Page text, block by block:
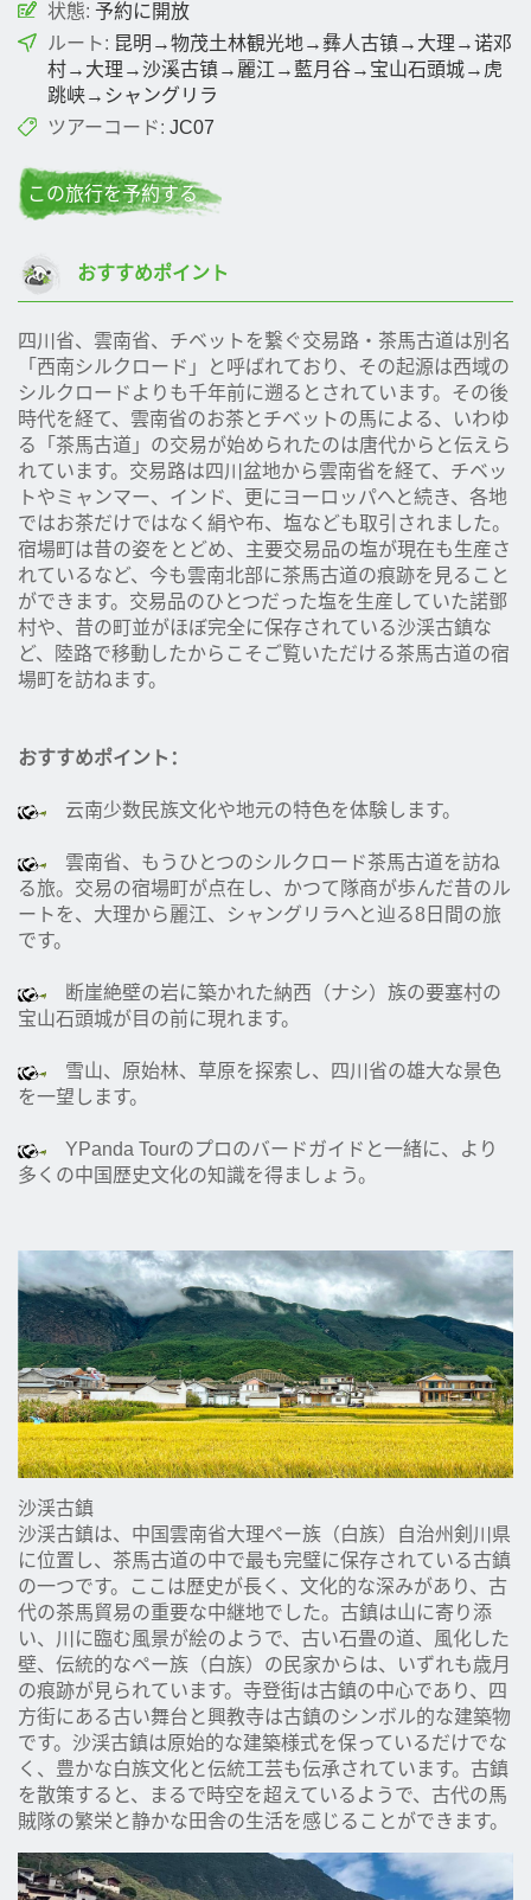
状態: 予約に開放
ルート: 昆明→物茂土林観光地→彝人古镇→大理→诺邓
村→大理→沙溪古镇→麗江→藍月谷→宝山石頭城→虎
跳峡→シャングリラ
ツアーコード: JC07
この旅行を予約する
おすすめポイント
四川省、雲南省、チベットを繋ぐ交易路・茶馬古道は別名
「西南シルクロード」と呼ばれており、その起源は西域の
シルクロードよりも千年前に遡るとされています。その後
時代を経て、雲南省のお茶とチベットの馬による、いわゆ
る「茶馬古道」の交易が始められたのは唐代からと伝えら
れています。交易路は四川盆地から雲南省を経て、チベッ
トやミャンマー、インド、更にヨーロッパへと続き、各地
ではお茶だけではなく絹や布、塩なども取引されました。
宿場町は昔の姿をとどめ、主要交易品の塩が現在も生産さ
れているなど、今も雲南北部に茶馬古道の痕跡を見ること
ができます。交易品のひとつだった塩を生産していた諾鄧
村や、昔の町並がほぼ完全に保存されている沙渓古鎮な
ど、陸路で移動したからこそご覧いただける茶馬古道の宿
場町を訪ねます。
おすすめポイント：
云南少数民族文化や地元の特色を体験します。
雲南省、もうひとつのシルクロード茶馬古道を訪ね
る旅。交易の宿場町が点在し、かつて隊商が歩んだ昔のル
ートを、大理から麗江、シャングリラへと辿る8日間の旅
です。
断崖絶壁の岩に築かれた納西（ナシ）族の要塞村の
宝山石頭城が目の前に現れます。
雪山、原始林、草原を探索し、四川省の雄大な景色
を一望します。
YPanda Tourのプロのバードガイドと一緒に、より
多くの中国歴史文化の知識を得ましょう。
沙渓古鎮
沙渓古鎮は、中国雲南省大理ペー族（白族）自治州剣川県
に位置し、茶馬古道の中で最も完璧に保存されている古鎮
の一つです。ここは歴史が長く、文化的な深みがあり、古
代の茶馬貿易の重要な中継地でした。古鎮は山に寄り添
い、川に臨む風景が絵のようで、古い石畳の道、風化した
壁、伝統的なペー族（白族）の民家からは、いずれも歳月
の痕跡が見られています。寺登街は古鎮の中心であり、四
方街にある古い舞台と興教寺は古鎮のシンボル的な建築物
です。沙渓古鎮は原始的な建築様式を保っているだけでな
く、豊かな白族文化と伝統工芸も伝承されています。古鎮
を散策すると、まるで時空を超えているようで、古代の馬
賊隊の繁栄と静かな田舎の生活を感じることができます。